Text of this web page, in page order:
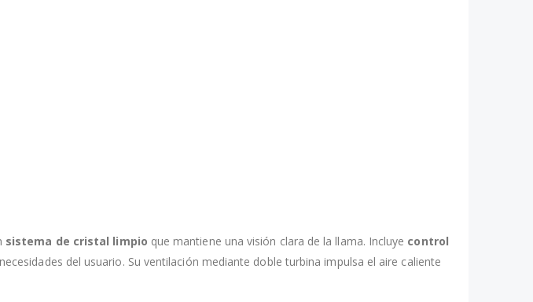
sistema de cristal limpio que mantiene una visión clara de la llama. Incluye control
del usuario. Su ventilación mediante doble turbina impulsa el aire caliente